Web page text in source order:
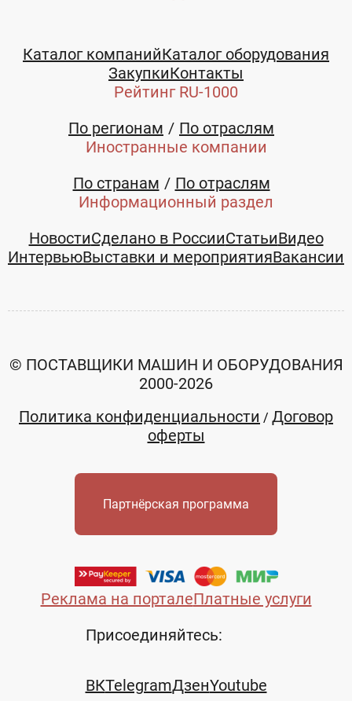
Каталог компанийКаталог оборудования
ЗакупкиКонтакты
Рейтинг RU-1000
По регионам
По отраслям
Иностранные компании
По странам
По отраслям
Информационный раздел
НовостиСделано в РоссииСтатьиВидео
ИнтервьюВыставки и мероприятияВакансии
Реклама на порталеПлатные услуги
© ПОСТАВЩИКИ МАШИН И ОБОРУДОВАНИЯ
2000-2026
Политика конфиденциальности / Договор
оферты
Партнёрская программа
Присоединяйтесь:
ВКTelegramДзенYoutube